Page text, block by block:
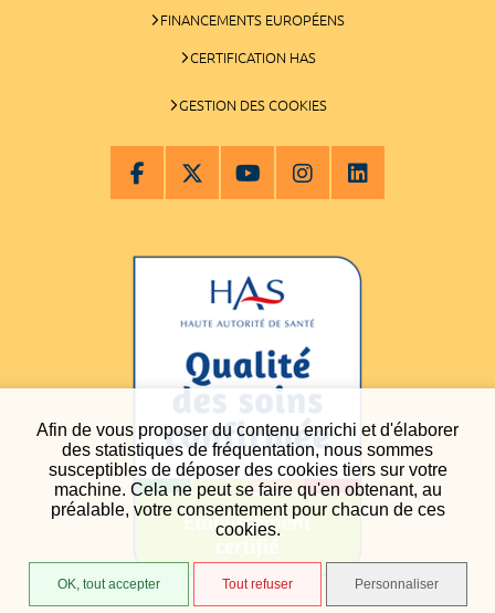
Afin de vous proposer du contenu enrichi et d'élaborer
des statistiques de fréquentation, nous sommes
susceptibles de déposer des cookies tiers sur votre
machine. Cela ne peut se faire qu'en obtenant, au
préalable, votre consentement pour chacun de ces
cookies.
OK, tout accepter Tout refuser Personnaliser
FINANCEMENTS EUROPÉENS
CERTIFICATION HAS
GESTION DES COOKIES